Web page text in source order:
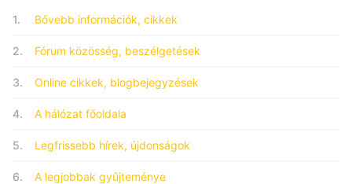
1. Bővebb információk, cikkek
2. Fórum közösség, beszélgetések
3. Online cikkek, blogbejegyzések
4. A hálózat főoldala
5. Legfrissebb hírek, újdonságok
6. A legjobbak gyűjteménye